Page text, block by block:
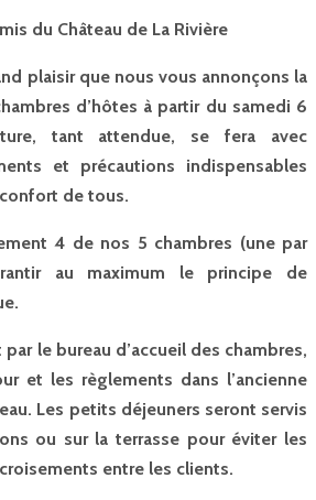
du Château de La Rivière
plaisir que nous vous annonçons la
d’hôtes à partir du samedi 6
tant attendue, se fera avec
et précautions indispensables
de tous.
4 de nos 5 chambres (une par
au maximum le principe de
le bureau d’accueil des chambres,
et les règlements dans l’ancienne
Les petits déjeuners seront servis
ou sur la terrasse pour éviter les
entre les clients.